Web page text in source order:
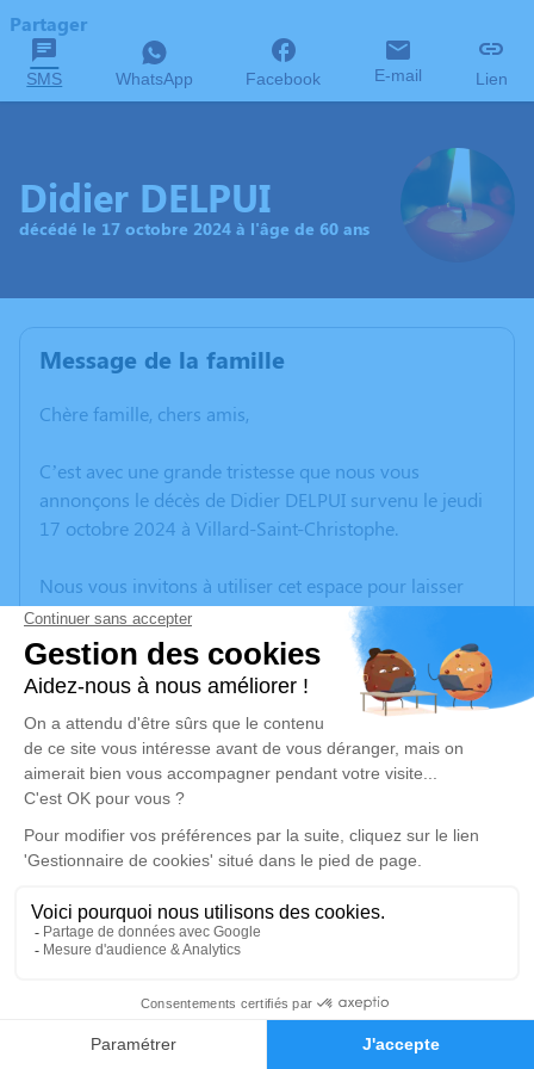
Faire-part Hommages
Partager
SMS WhatsApp Facebook E-mail Lien
Didier DELPUI
décédé le 17 octobre 2024 à l'âge de 60 ans
Message de la famille
Chère famille, chers amis,
C’est avec une grande tristesse que nous vous
annonçons le décès de Didier DELPUI survenu le jeudi
17 octobre 2024 à Villard-Saint-Christophe.
Nous vous invitons à utiliser cet espace pour laisser
vos condoléances, partager des photos souvenirs, une
anecdote ou exprimer vos pensées à travers des
poèmes ou des textes. Cet endroit est un lieu
d'expression dédié à honorer la mémoire de Didier
DELPUI.
Un service de plantation d’arbre hommage est
disponible ici.
Je rends hommage
Cérémonie civile
Crématorium de Gières
Route du Mûrier